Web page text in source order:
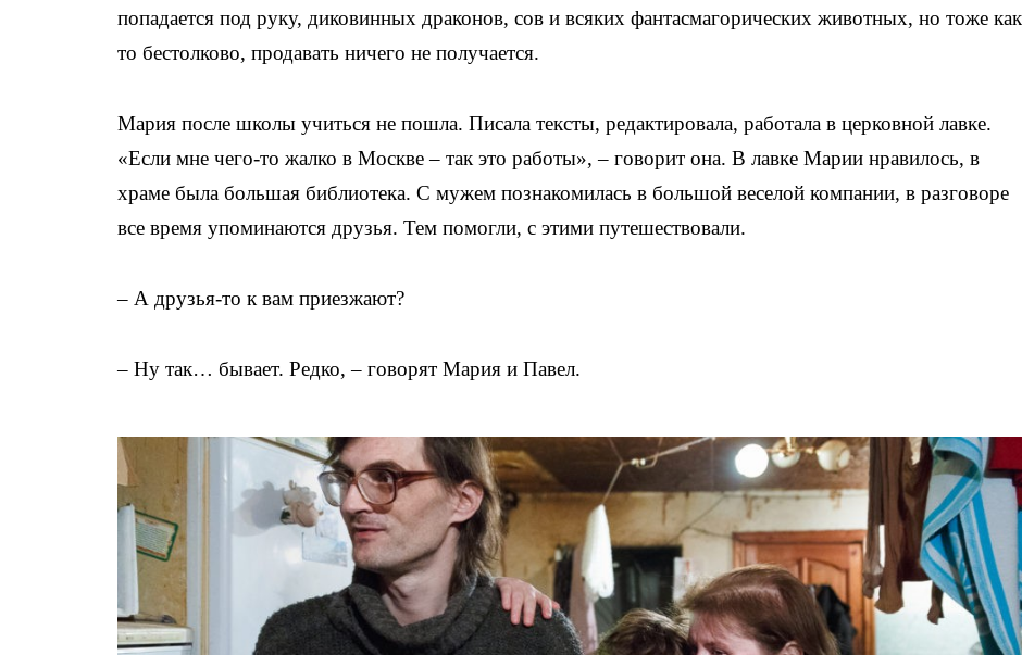
попадается под руку, диковинных драконов, сов и всяких фантасмагорических животных, но тоже
то бестолково, продавать ничего не получается.
Мария после школы учиться не пошла. Писала тексты, редактировала, работала в церковной лавке.
«Если мне чего-то жалко в Москве – так это работы», – говорит она. В лавке Марии нравилось, в
храме была большая библиотека. С мужем познакомилась в большой веселой компании, в разговоре
все время упоминаются друзья. Тем помогли, с этими путешествовали.
– А друзья-то к вам приезжают?
– Ну так… бывает. Редко, – говорят Мария и Павел.